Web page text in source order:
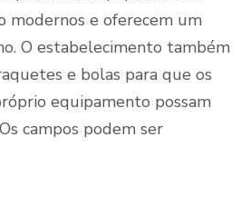
modernos e oferecem um
O estabelecimento também
e bolas para que os
equipamento possam
campos podem ser